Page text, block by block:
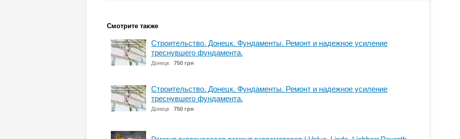
Смотрите также
Строительство. Донецк. Фундаменты. Ремонт и надежное усиление
треснувшего фундамента.
Донецк 750 грн
Строительство. Донецк. Фундаменты. Ремонт и надежное усиление
треснувшего фундамента.
Донецк 750 грн